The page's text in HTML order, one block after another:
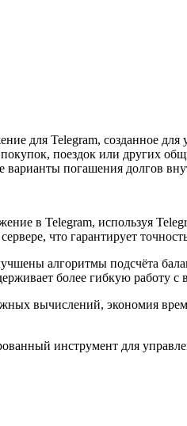
для Telegram, созданное для
поездок или других
варианты погашения долгов
в Telegram, используя
что гарантирует
алгоритмы подсчёта
более гибкую работу с
вычислений, экономия
инструмент для